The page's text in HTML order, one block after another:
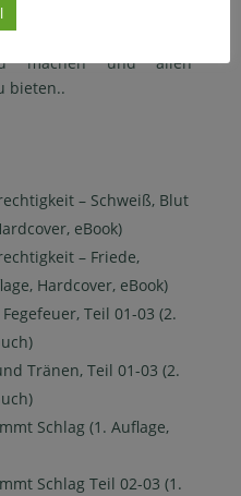
sich Harley dafür ein
machen und allen
bieten..
– Schweiß, Blut
eBook)
– Friede,
Hardcover, eBook)
Teil 01-03 (2.
Tränen, Teil 01-03 (2.
Schlag (1. Auflage,
Schlag Teil 02-03 (1.